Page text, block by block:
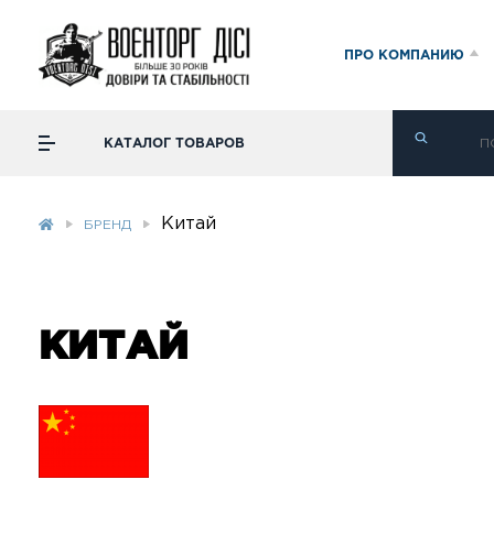
ПРО КОМПАНИЮ
КАТАЛОГ ТОВАРОВ
БРЕНД Китай
КИТАЙ